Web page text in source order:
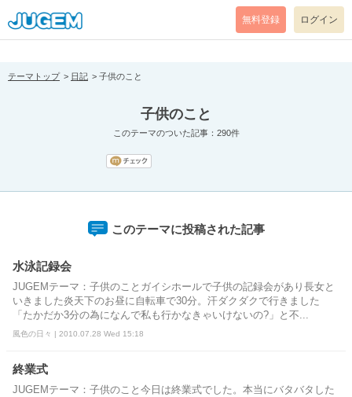
[pear_error: message="Success" code=0 mode=return level=notice
prefix="" info=""]
無料登録 ログイン
テーマトップ 日記 子供のこと
子供のこと
このテーマのついた記事：290件
このテーマに投稿された記事
水泳記録会
JUGEMテーマ：子供のことガイシホールで子供の記録会があり長女と
いきました炎天下のお昼に自転車で30分。汗ダクダクで行きました
「たかだか3分の為になんで私も行かなきゃいけないの?」と不...
風色の日々 | 2010.07.28 Wed 15:18
終業式
JUGEMテーマ：子供のこと今日は終業式でした。本当にバタバタした